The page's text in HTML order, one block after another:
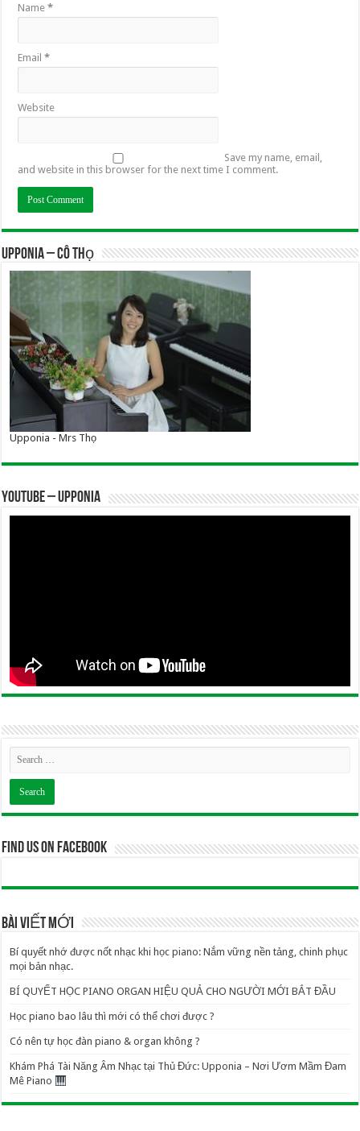
Name*
Email*
Website
Save my name, email,
and website in this browser for the next time I comment.
UPPONIA – Cô Thọ
Upponia - Mrs Thọ
YOUTUBE – UPPONIA
Find us on Facebook
BÀI VIẾT MỚI
Bí quyết nhớ được nốt nhạc khi học piano: Nắm vững nền tảng, chinh phục
mọi bản nhạc.
BÍ QUYẾT HỌC PIANO ORGAN HIỆU QUẢ CHO NGƯỜI MỚI BẮT ĐẦU
Học piano bao lâu thì mới có thể chơi được ?
Có nên tự học đàn piano & organ không ?
Khám Phá Tài Năng Âm Nhạc tại Thủ Đức: Upponia – Nơi Ươm Mầm Đam
Mê Piano